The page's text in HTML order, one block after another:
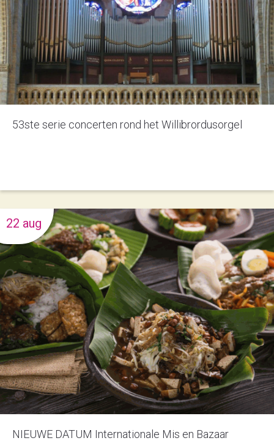
53ste serie concerten rond het Willibrordusorgel
NIEUWE DATUM Internationale Mis en Bazaar
22 aug